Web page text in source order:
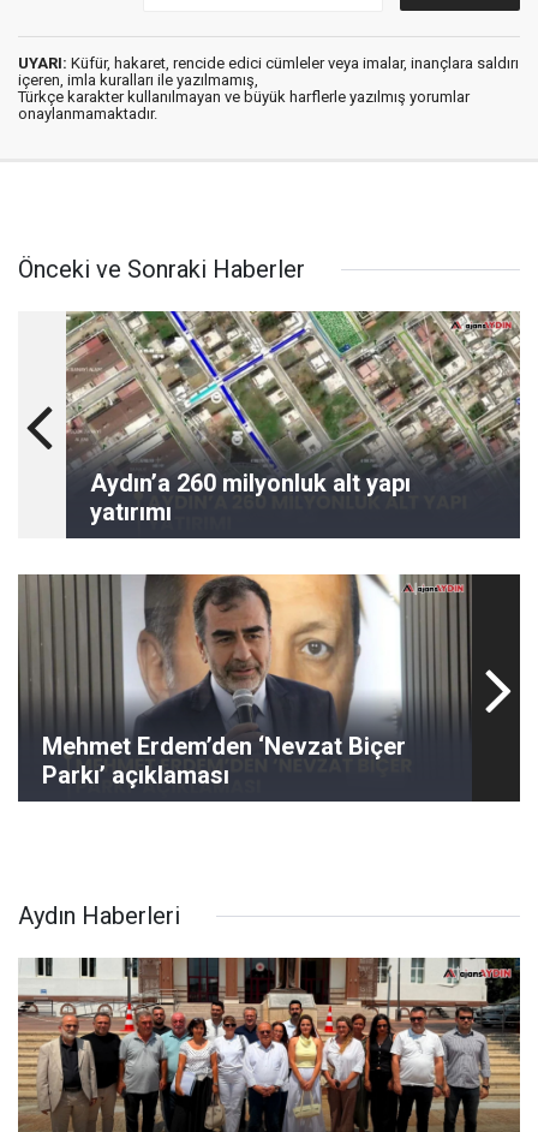
UYARI: Küfür, hakaret, rencide edici cümleler veya imalar, inançlara saldırı
içeren, imla kuralları ile yazılmamış,
Türkçe karakter kullanılmayan ve büyük harflerle yazılmış yorumlar
onaylanmamaktadır.
Önceki ve Sonraki Haberler
Aydın’a 260 milyonluk alt yapı
yatırımı
Mehmet Erdem’den ‘Nevzat Biçer
Parkı’ açıklaması
Aydın Haberleri